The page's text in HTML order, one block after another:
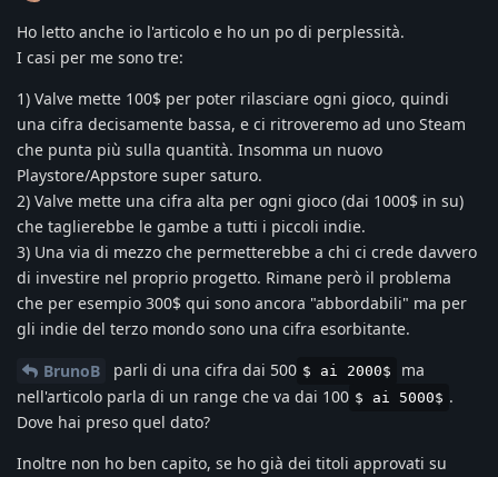
Ho letto anche io l'articolo e ho un po di perplessità.
I casi per me sono tre:
1) Valve mette 100$ per poter rilasciare ogni gioco, quindi
una cifra decisamente bassa, e ci ritroveremo ad uno Steam
che punta più sulla quantità. Insomma un nuovo
Playstore/Appstore super saturo.
2) Valve mette una cifra alta per ogni gioco (dai 1000$ in su)
che taglierebbe le gambe a tutti i piccoli indie.
3) Una via di mezzo che permetterebbe a chi ci crede davvero
di investire nel proprio progetto. Rimane però il problema
che per esempio 300$ qui sono ancora "abbordabili" ma per
gli indie del terzo mondo sono una cifra esorbitante.
BrunoB parli di una cifra dai 500 $ ai 2000$
ma
nell'articolo parla di un range che va dai 100 $ ai 5000$ .
Dove hai preso quel dato?
Inoltre non ho ben capito, se ho già dei titoli approvati su